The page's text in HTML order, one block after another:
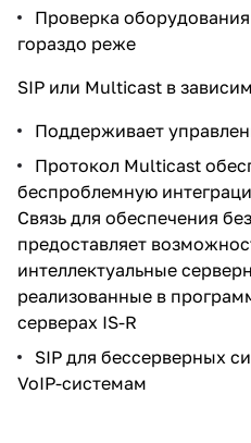
Проверка
гораздо реже
SIP или Multicast в
Поддерживает
Протокол Multicast
беспроблемную
Связь для обеспечения
предоставляет
интеллектуальные
реализованные в
серверах IS-R
SIP для бессерверных
VoIP-системам